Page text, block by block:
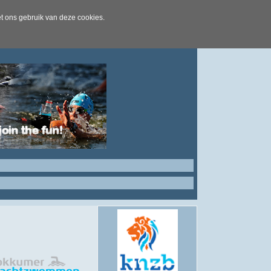
ons gebruik van deze cookies.